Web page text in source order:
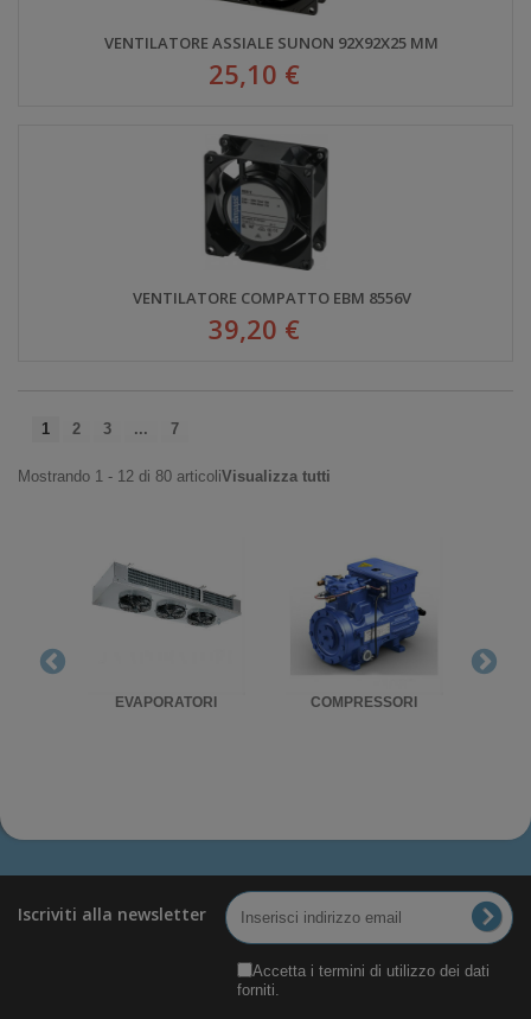
VENTILATORE ASSIALE SUNON 92X92X25 MM
25,10 €
VENTILATORE COMPATTO EBM 8556V
39,20 €
1 2 3 ... 7
Mostrando 1 - 12 di 80 articoliVisualizza tutti
EVAPORATORI COMPRESSORI
Iscriviti alla newsletter
Accetta i termini di utilizzo dei dati
forniti.